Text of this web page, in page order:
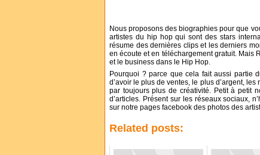
Nous proposons des biographies pour que
artistes du hip hop qui sont des stars
résume des dernières clips et les derniers
en écoute et en téléchargement gratuit. Mais
et le business dans le Hip Hop.
Pourquoi ? parce que cela fait aussi partie
d’avoir le plus de ventes, le plus d’argent,
par toujours plus de créativité. Petit à petit
d’articles. Présent sur les réseaux sociaux,
sur notre pages facebook des photos des
Related posts: